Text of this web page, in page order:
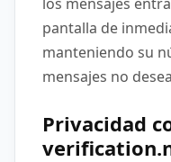
pantalla de
manteniendo su
mensajes no
Privacidad